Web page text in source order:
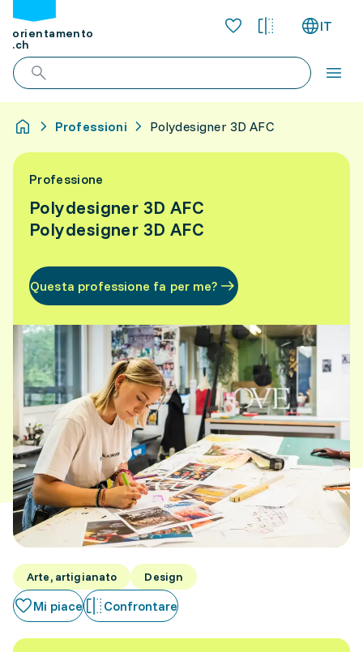
orientamento
.ch
IT
Professioni Polydesigner 3D AFC
Professione
Polydesigner 3D AFC
Polydesigner 3D AFC
Questa professione fa per me?
Arte, artigianato Design
Mi piace Confrontare